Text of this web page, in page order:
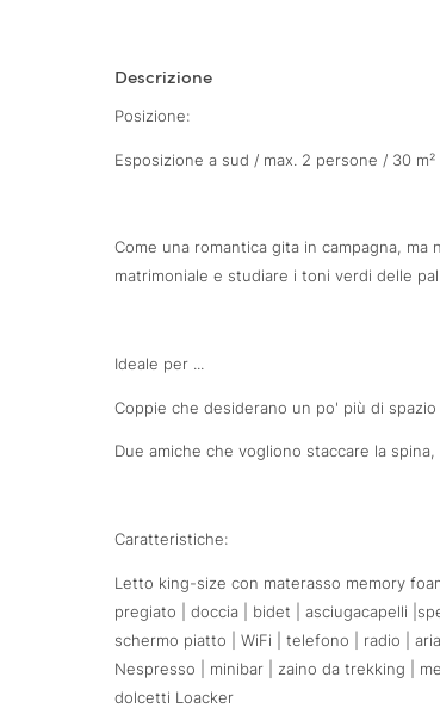
Descrizione
Posizione:
Esposizione a sud / max. 2 persone / 30 m²
Come una romantica gita in campagna, ma
matrimoniale e studiare i toni verdi delle
Ideale per ...
Coppie che desiderano un po' più di
Due amiche che vogliono staccare la
Caratteristiche:
Letto king-size con materasso memory
pregiato | doccia | bidet | asciugacapelli
schermo piatto | WiFi | telefono | radio |
Nespresso | minibar | zaino da trekking |
dolcetti Loacker